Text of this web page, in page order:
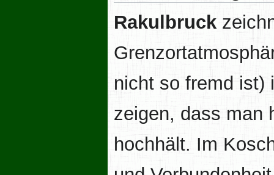
Rakulbruck
nicht so fremd ist)
zeigen, dass man
hochhält. Im